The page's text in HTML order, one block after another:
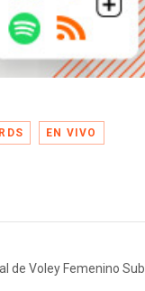
EN VIVO
de Voley Femenino Sub